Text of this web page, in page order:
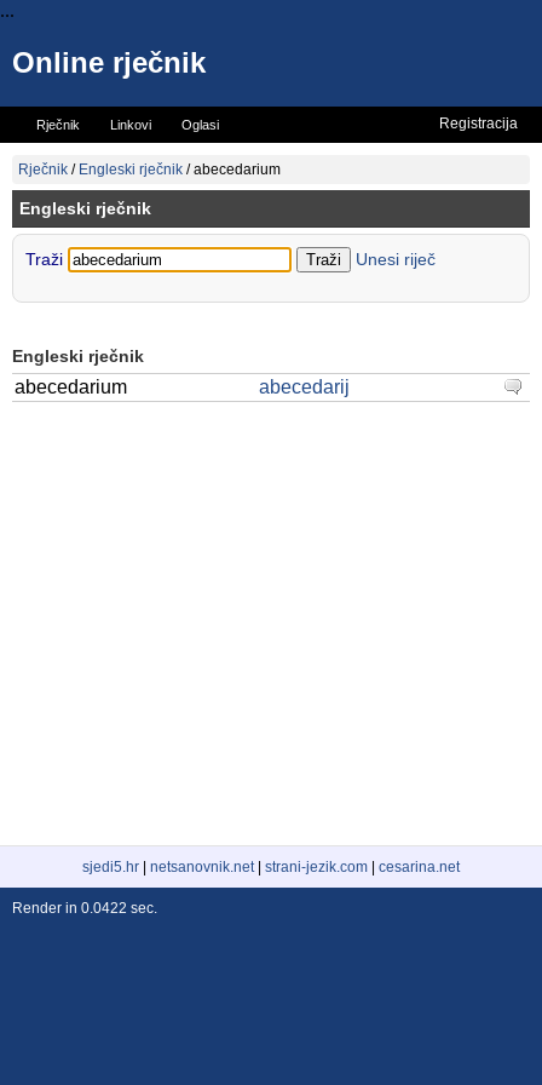
...
Online rječnik
Rječnik Linkovi Oglasi
Vicevi Mini rječnik
Registracija
Rječnik / Engleski rječnik /abecedarium
Engleski rječnik
Traži Unesi riječ
Engleski rječnik
abecedarium abecedarij
sjedi5.hr netsanovnik.net| strani-jezik.com cesarina.net
Render in 0.0422 sec.